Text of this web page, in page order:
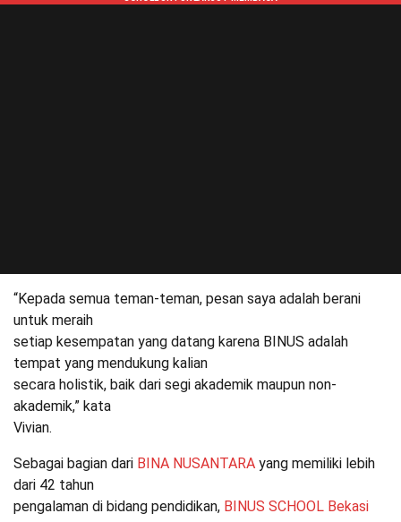
“Kepada semua teman-teman, pesan saya adalah berani
untuk meraih
setiap kesempatan yang datang karena BINUS adalah
tempat yang mendukung kalian
secara holistik, baik dari segi akademik maupun non-
akademik,” kata
Vivian.
Sebagai bagian dari BINA NUSANTARA yang memiliki lebih
dari 42 tahun
pengalaman di bidang pendidikan, BINUS SCHOOL Bekasi